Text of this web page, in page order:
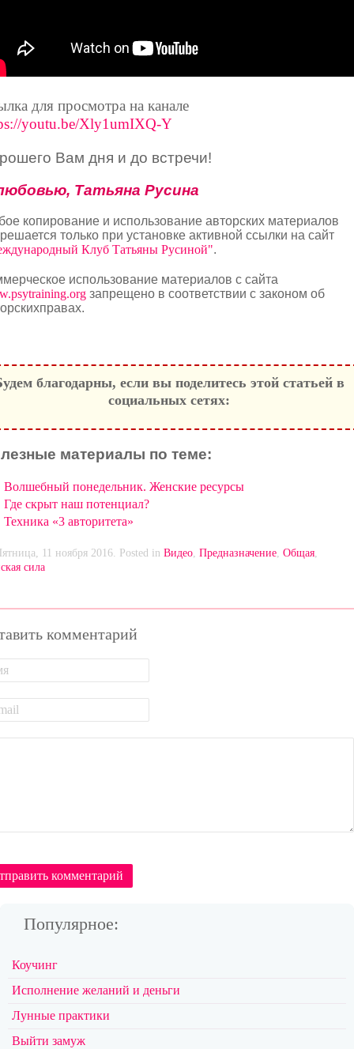
для просмотра на канале
youtu.be/Xly1umIXQ-Y
Вам дня и до встречи!
Татьяна Русина
копирование и использование авторских материалов
только при установке активной ссылки на сайт
Клуб Татьяны Русиной".
использование материалов с сайта
запрещено в соответствии с законом об
благодарны, если вы поделитесь этой статьей в
социальных сетях:
материалы по теме:
Волшебный понедельник. Женские ресурсы
Где скрыт наш потенциал?
Техника «3 авторитета»
11 ноября 2016. Posted in Видео, Предназначение, Общая,
сила
комментарий
комментарий
Популярное:
Коучинг
Исполнение желаний и деньги
Лунные практики
Выйти замуж